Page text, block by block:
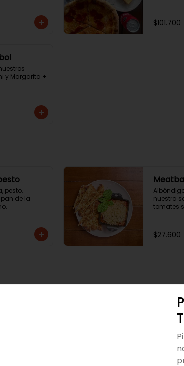
$101.700
y Margarita +
pesto,
de la
nuestra
tomates
$27.600
mozzarella,
queso
queso
Pizza
Pizza
queso
$54.000